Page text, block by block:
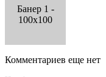
Банер 1 -
100x100
Комментариев еще нет